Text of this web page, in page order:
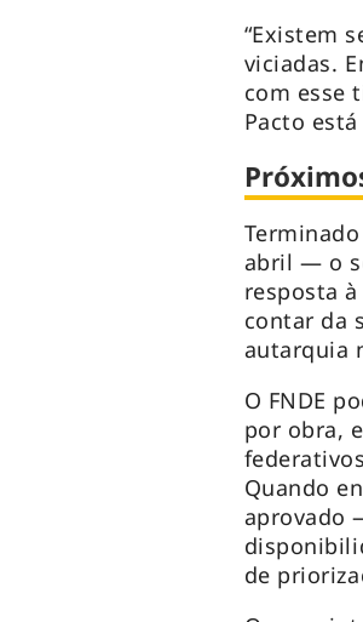
“Existem
viciadas.
com esse
Pacto
abril — o
resposta
contar da
autarquia
O FNDE
por obra,
Quando
aprovado
de